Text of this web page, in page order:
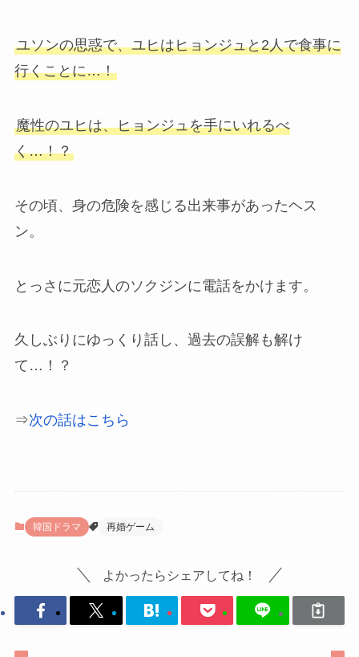
ユソンの思惑で、ユヒはヒョンジュと2人で食事に
行くことに…！
魔性のユヒは、ヒョンジュを手にいれるべ
く…！？
その頃、身の危険を感じる出来事があったヘス
ン。
とっさに元恋人のソクジンに電話をかけます。
久しぶりにゆっくり話し、過去の誤解も解け
て…！？
⇒次の話はこちら
韓国ドラマ 再婚ゲーム
よかったらシェアしてね！